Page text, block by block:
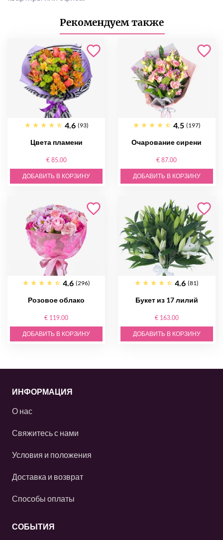
Рекомендуем также
4.6 (93)
Цвета пламени
€ 85.00
ДОБАВИТЬ В КОРЗИНУ
4.5 (197)
Очарование сирени
€ 87.00
ДОБАВИТЬ В КОРЗИНУ
4.6 (296)
Розовое облако
€ 119.00
ДОБАВИТЬ В КОРЗИНУ
4.6 (81)
Букет из 17 лилий
€ 163.00
ДОБАВИТЬ В КОРЗИНУ
ИНФОРМАЦИЯ
О нас
Свяжитесь с нами
Условия и положения
Доставка и возврат
Способы оплаты
СОБЫТИЯ